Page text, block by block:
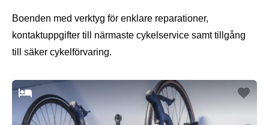
Boenden med verktyg för enklare reparationer,
kontaktuppgifter till närmaste cykelservice samt tillgång
till säker cykelförvaring.